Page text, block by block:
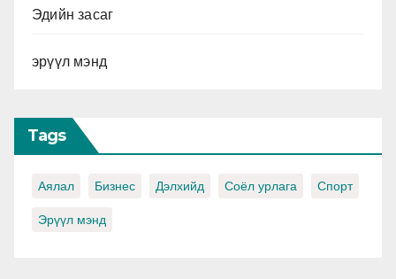
Эдийн засаг
эрүүл мэнд
Tags
Аялал Бизнес Дэлхийд Соёл урлага Спорт
Эрүүл мэнд